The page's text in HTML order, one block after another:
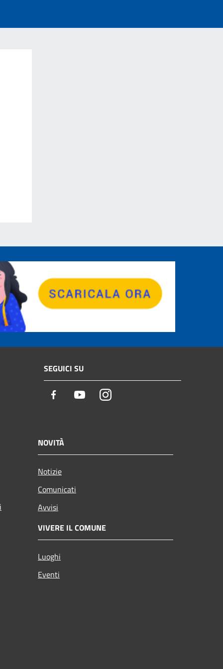
SEGUICI SU
Facebook YoutubeInstagram
NOVITÀ
Notizie
Comunicati
Avvisi
VIVERE IL COMUNE
Luoghi
Eventi